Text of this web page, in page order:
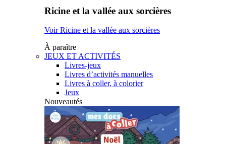
Ricine et la vallée aux sorcières
Voir Ricine et la vallée aux sorcières
À paraître
JEUX ET ACTIVITÉS
Livres-jeux
Livres d’activités manuelles
Livres à coller, à colorier
Jeux
Nouveautés